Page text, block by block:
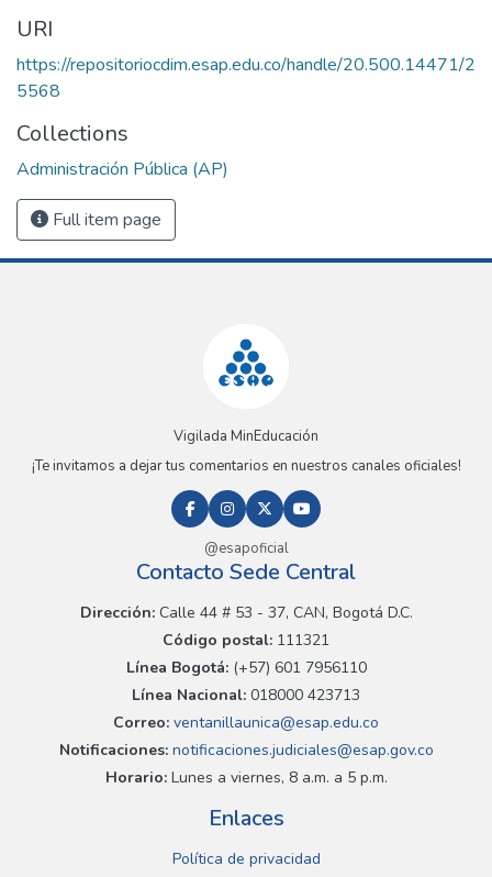
URI
https://repositoriocdim.esap.edu.co/handle/20.500.14471/2
5568
Collections
Administración Pública (AP)
Full item page
Vigilada MinEducación
¡Te invitamos a dejar tus comentarios en nuestros canales oficiales!
@esapoficial
Contacto Sede Central
Dirección:Calle 44 # 53 - 37, CAN, Bogotá D.C.
Código postal: 111321
Línea Bogotá:(+57) 601 7956110
Línea Nacional: 018000 423713
Correo: ventanillaunica@esap.edu.co
Notificaciones:notificaciones.judiciales@esap.gov.co
Horario:Lunes a viernes, 8 a.m. a 5 p.m.
Enlaces
Política de privacidad